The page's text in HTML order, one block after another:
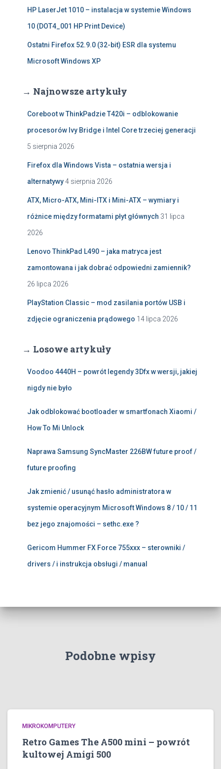
HP LaserJet 1010 – instalacja w systemie Windows
10 (DOT4_001 HP Print Device)
Ostatni Firefox 52.9.0 (32-bit) ESR dla systemu
Microsoft Windows XP
→ Najnowsze artykuły
Coreboot w ThinkPadzie T420i – odblokowanie
procesorów Ivy Bridge i Intel Core trzeciej generacji
5 sierpnia 2026
Firefox dla Windows Vista – ostatnia wersja i
alternatywy4 sierpnia 2026
ATX, Micro-ATX, Mini-ITX i Mini-ATX – wymiary i
różnice między formatami płyt głównych 31 lipca
2026
Lenovo ThinkPad L490 – jaka matryca jest
zamontowana i jak dobrać odpowiedni zamiennik?
26 lipca 2026
PlayStation Classic – mod zasilania portów USB i
zdjęcie ograniczenia prądowego 14 lipca 2026
→ Losowe artykuły
Voodoo 4440H – powrót legendy 3Dfx w wersji, jakiej
nigdy nie było
Jak odblokować bootloader w smartfonach Xiaomi /
How To Mi Unlock
Naprawa Samsung SyncMaster 226BW future proof /
future proofing
Jak zmienić / usunąć hasło administratora w
systemie operacyjnym Microsoft Windows 8 / 10 / 11
bez jego znajomości – sethc.exe ?
Gericom Hummer FX Force 755xxx – sterowniki /
drivers / i instrukcja obsługi / manual
Podobne wpisy
MIKROKOMPUTERY
Retro Games The A500 mini – powrót
kultowej Amigi 500